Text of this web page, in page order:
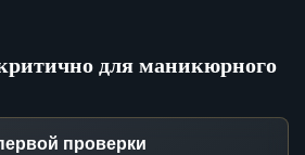
для маникюрного
проверки